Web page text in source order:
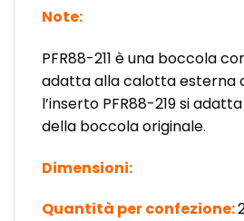
Note:
PFR88-211 è una boccola
adatta alla calotta esterna
l’inserto PFR88-219 si
della boccola originale.
Dimensioni:
Quantità per confezione: